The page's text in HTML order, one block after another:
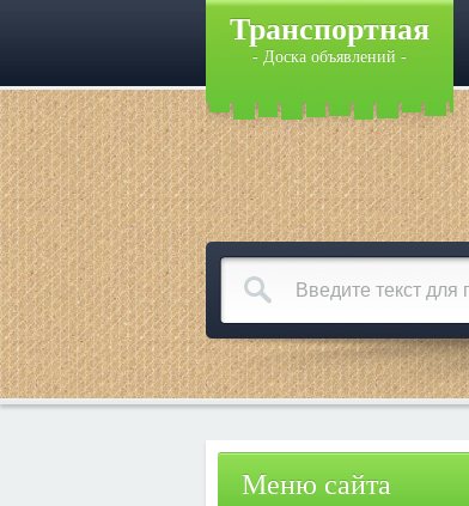
Транспортная
- Доска объявлений -
Меню сайта